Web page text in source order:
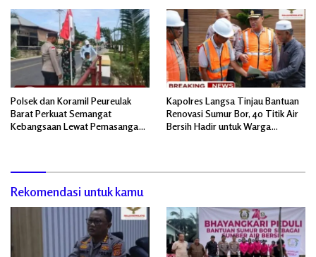
Polsek dan Koramil Peureulak
Barat Perkuat Semangat
Kebangsaan Lewat Pemasangan
Kapolres Langsa Tinjau Bantuan
Renovasi Sumur Bor, 40 Titik Air
Bersih Hadir untuk Warga
Rekomendasi untuk kamu